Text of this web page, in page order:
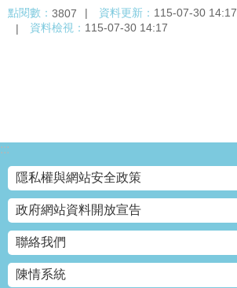
點閱數： 3807 資料更新： 115-07-30 14:17
資料檢視： 115-07-30 14:17
:::
隱私權與網站安全政策
政府網站資料開放宣告
聯絡我們
陳情系統